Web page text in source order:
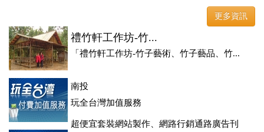
登、訂房系統、客房委託旅行社銷售，全面優惠中....
更多資訊
禮竹軒工作坊-竹...
「禮竹軒工作坊-竹子藝術、竹子藝品、竹...
南投
玩全台灣加值服務
超便宜套裝網站製作、網路行銷通路廣告刊